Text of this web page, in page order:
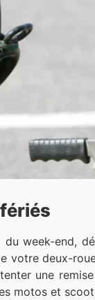
week-end,
votre deux-
une
motos et